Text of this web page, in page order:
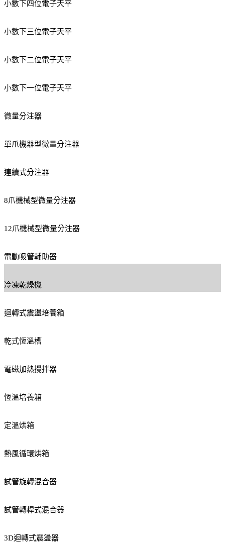
小數下四位電子天平
小數下三位電子天平
小數下二位電子天平
小數下一位電子天平
微量分注器
單爪機器型微量分注器
連續式分注器
8爪機械型微量分注器
12爪機械型微量分注器
電動吸管輔助器
冷凍乾燥機
迴轉式震盪培養箱
乾式恆溫槽
電磁加熱攪拌器
恆溫培養箱
定溫烘箱
熱風循環烘箱
試管旋轉混合器
試管轉桿式混合器
3D迴轉式震盪器